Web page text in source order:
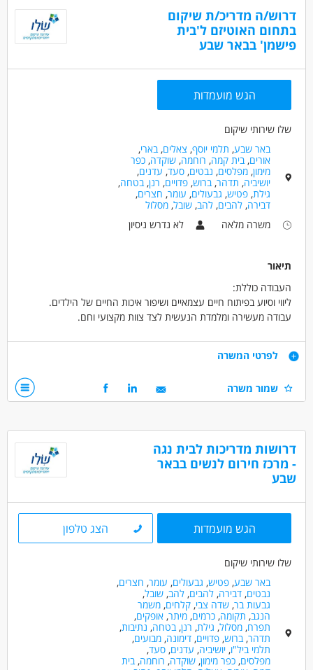
דרוש/ה מדריכ/ת שיקום
בתחום האוטיזם ל'בית
פישמן' בבאר שבע
הגש מועמדות
שלו שירותי שיקום
באר שבע, תלמי יוסף, צאלים,בארי,
אורים,בית קמה, רוחמה,שוקדה,כפר
מימון,מפלסים, נבטים,סעד,עדנים,
יושיביה, תדהר,ברוש,פדויים, רנן,בטחה,
גילת,פטיש, גבעולים, עומר, חצרים,
דבירה,להבים,להב,שובל,מסלול
משרה מלאה
לא נדרש ניסיון
תיאור
העבודה כוללת:
ליווי וסיוע בפיתוח חיים עצמאיים ושיפור איכות החיים של הילדים.
עבודה מעשירה ומלמדת הנעשית לצד צוות מקצועי וחם.
תנאים:
אופציות קידום ופיתוח בחברה
סבסוד לימודים
דרישות
סבלנות וחיבה לילדים ונוער
דרושים בתחום
כללי /ללא הכשרה - עובד/ת כללי
מדעי החברה - סטודנטים
מאפייני משרה
לא נדרש ניסיון
עבודה ללא ניסיון
עבודה מיידית
משרה מלאה
אקדמאים ללא נסיון
בני 40 פלוס חיילים משוחררים
לפרטי המשרה
שמור משרה
דרושות מדריכות לבית נגה
- מרכז חירום לנשים בבאר
שבע
הגש מועמדות הצג טלפון
שלו שירותי שיקום
באר שבע,פטיש, גבעולים, עומר, חצרים,
נבטים,דבירה,להבים,להב,שובל,
גבעות בר,שדה צבי,קלחים,משמר
הנגב, תקומה,כרמים,מיתר,אופקים,
תפרח,מסלול, גילת, רנן,בטחה, נתיבות,
תדהר,ברוש,פדויים,דימונה,מבועים,
תלמי ביל"ו,יושיביה, עדנים,סעד,
מפלסים,כפר מימון,שוקדה, רוחמה,בית